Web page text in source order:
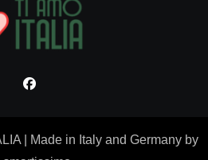
Made in Italy and Germany by